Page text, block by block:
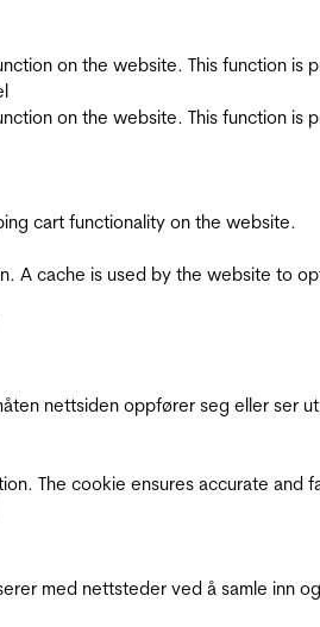
on the website. This function is
on the website. This function is
cart functionality on the website.
A cache is used by the website to
nettsiden oppfører seg eller ser
The cookie ensures accurate and
med nettsteder ved å samle inn